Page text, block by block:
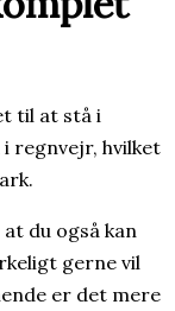
til at stå i
regnvejr, hvilket
du også kan
gerne vil
er det mere